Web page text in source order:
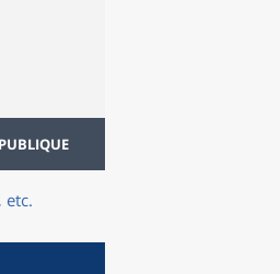
etc.